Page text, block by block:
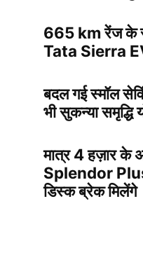
665 km रेंज के
Tata Sierra
बदल गई स्मॉल
भी सुकन्या समृद्धि
मात्र 4 हज़ार के
Splendor
डिस्क ब्रेक मिलेंगे